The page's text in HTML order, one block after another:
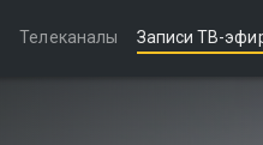
Телеканалы Записи ТВ-